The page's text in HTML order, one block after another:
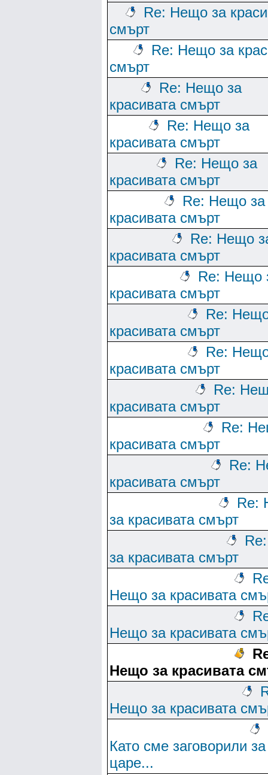
Re: Нещо за
смърт
Re: Нещо за
смърт
Re: Нещо за
красивата смърт
Re: Нещо за
красивата смърт
Re: Нещо за
красивата смърт
Re: Нещо за
красивата смърт
Re: Нещо
красивата смърт
Re: Нещо
красивата смърт
Re:
красивата смърт
Re:
красивата смърт
Re:
красивата смърт
Re:
красивата смърт
Re:
красивата смърт
Re:
за красивата смърт
за красивата смърт
Нещо за красивата
Нещо за красивата
Нещо за красивата
Нещо за красивата
Като сме заговорили за
царе...